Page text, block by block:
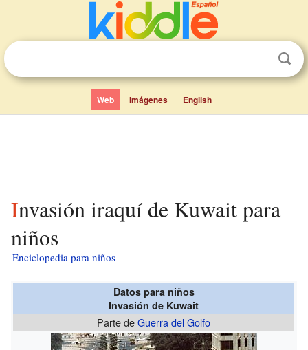
Web Imágenes English
Invasión iraquí de Kuwait para
niños
Enciclopedia para niños
Datos para niños
Invasión de Kuwait
Parte deGuerra del Golfo